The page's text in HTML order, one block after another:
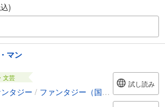
)
マン
文芸
タジー / ファンタジー（国内）
試し読み